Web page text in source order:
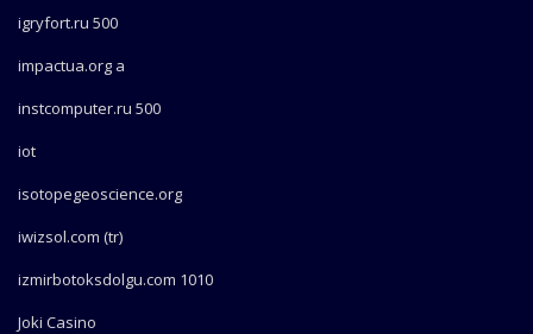
igryfort.ru 500
impactua.org a
instcomputer.ru 500
iot
isotopegeoscience.org
iwizsol.com (tr)
izmirbotoksdolgu.com 1010
Joki Casino